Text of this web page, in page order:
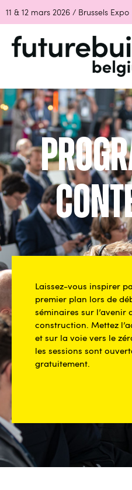
11 & 12 mars 2026 / Brussels Expo
Laissez-vous inspirer
premier plan lors de
séminaires sur l’avenir
construction. Mettez
et sur la voie vers le
les sessions sont
gratuitement.